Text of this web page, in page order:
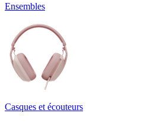
Ensembles
Casques et écouteurs